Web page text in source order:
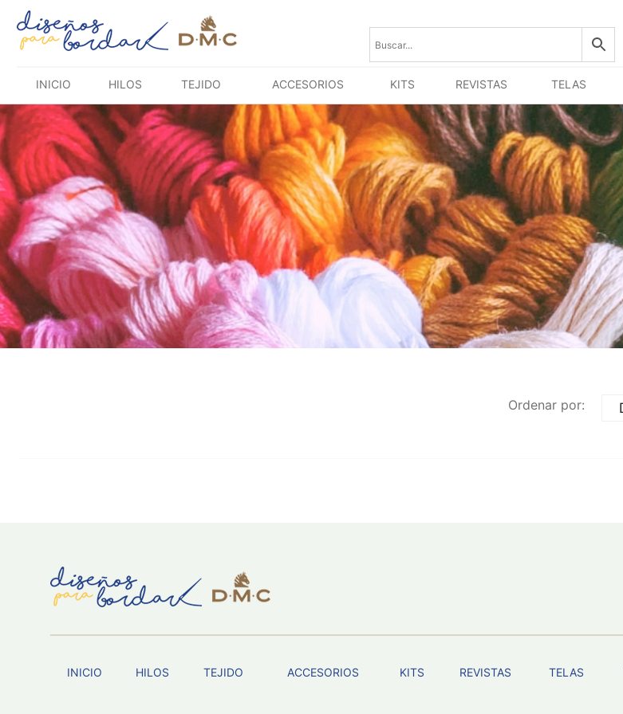
Saltar
contenido
INICIO HILOS TEJIDO ACCESORIOS KITS REVISTAS TELAS
Ordenar por:
INICIO HILOS TEJIDO ACCESORIOS KITS REVISTAS TELAS